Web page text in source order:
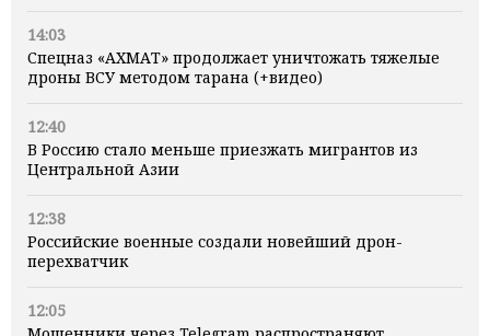
14:03
Спецназ «АХМАТ» продолжает уничтожать тяжелые
дроны ВСУ методом тарана (+видео)
12:40
В Россию стало меньше приезжать мигрантов из
Центральной Азии
12:38
Российские военные создали новейший дрон-
перехватчик
12:05